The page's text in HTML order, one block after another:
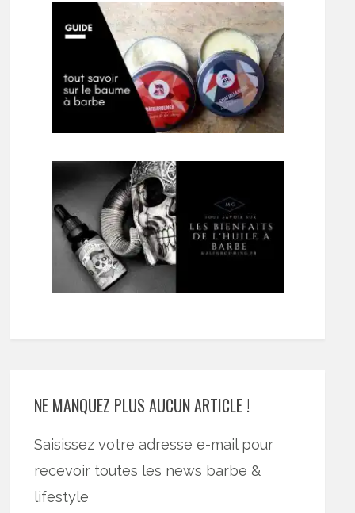
NE MANQUEZ PLUS AUCUN ARTICLE !
Saisissez votre adresse e-mail pour
recevoir toutes les news barbe &
lifestyle